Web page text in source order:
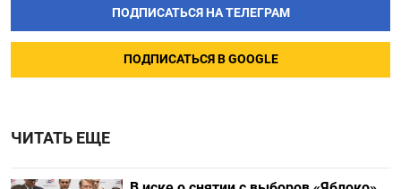
ПОДПИСАТЬСЯ НА ТЕЛЕГРАМ
ПОДПИСАТЬСЯ В GOOGLE
ЧИТАТЬ ЕЩЕ